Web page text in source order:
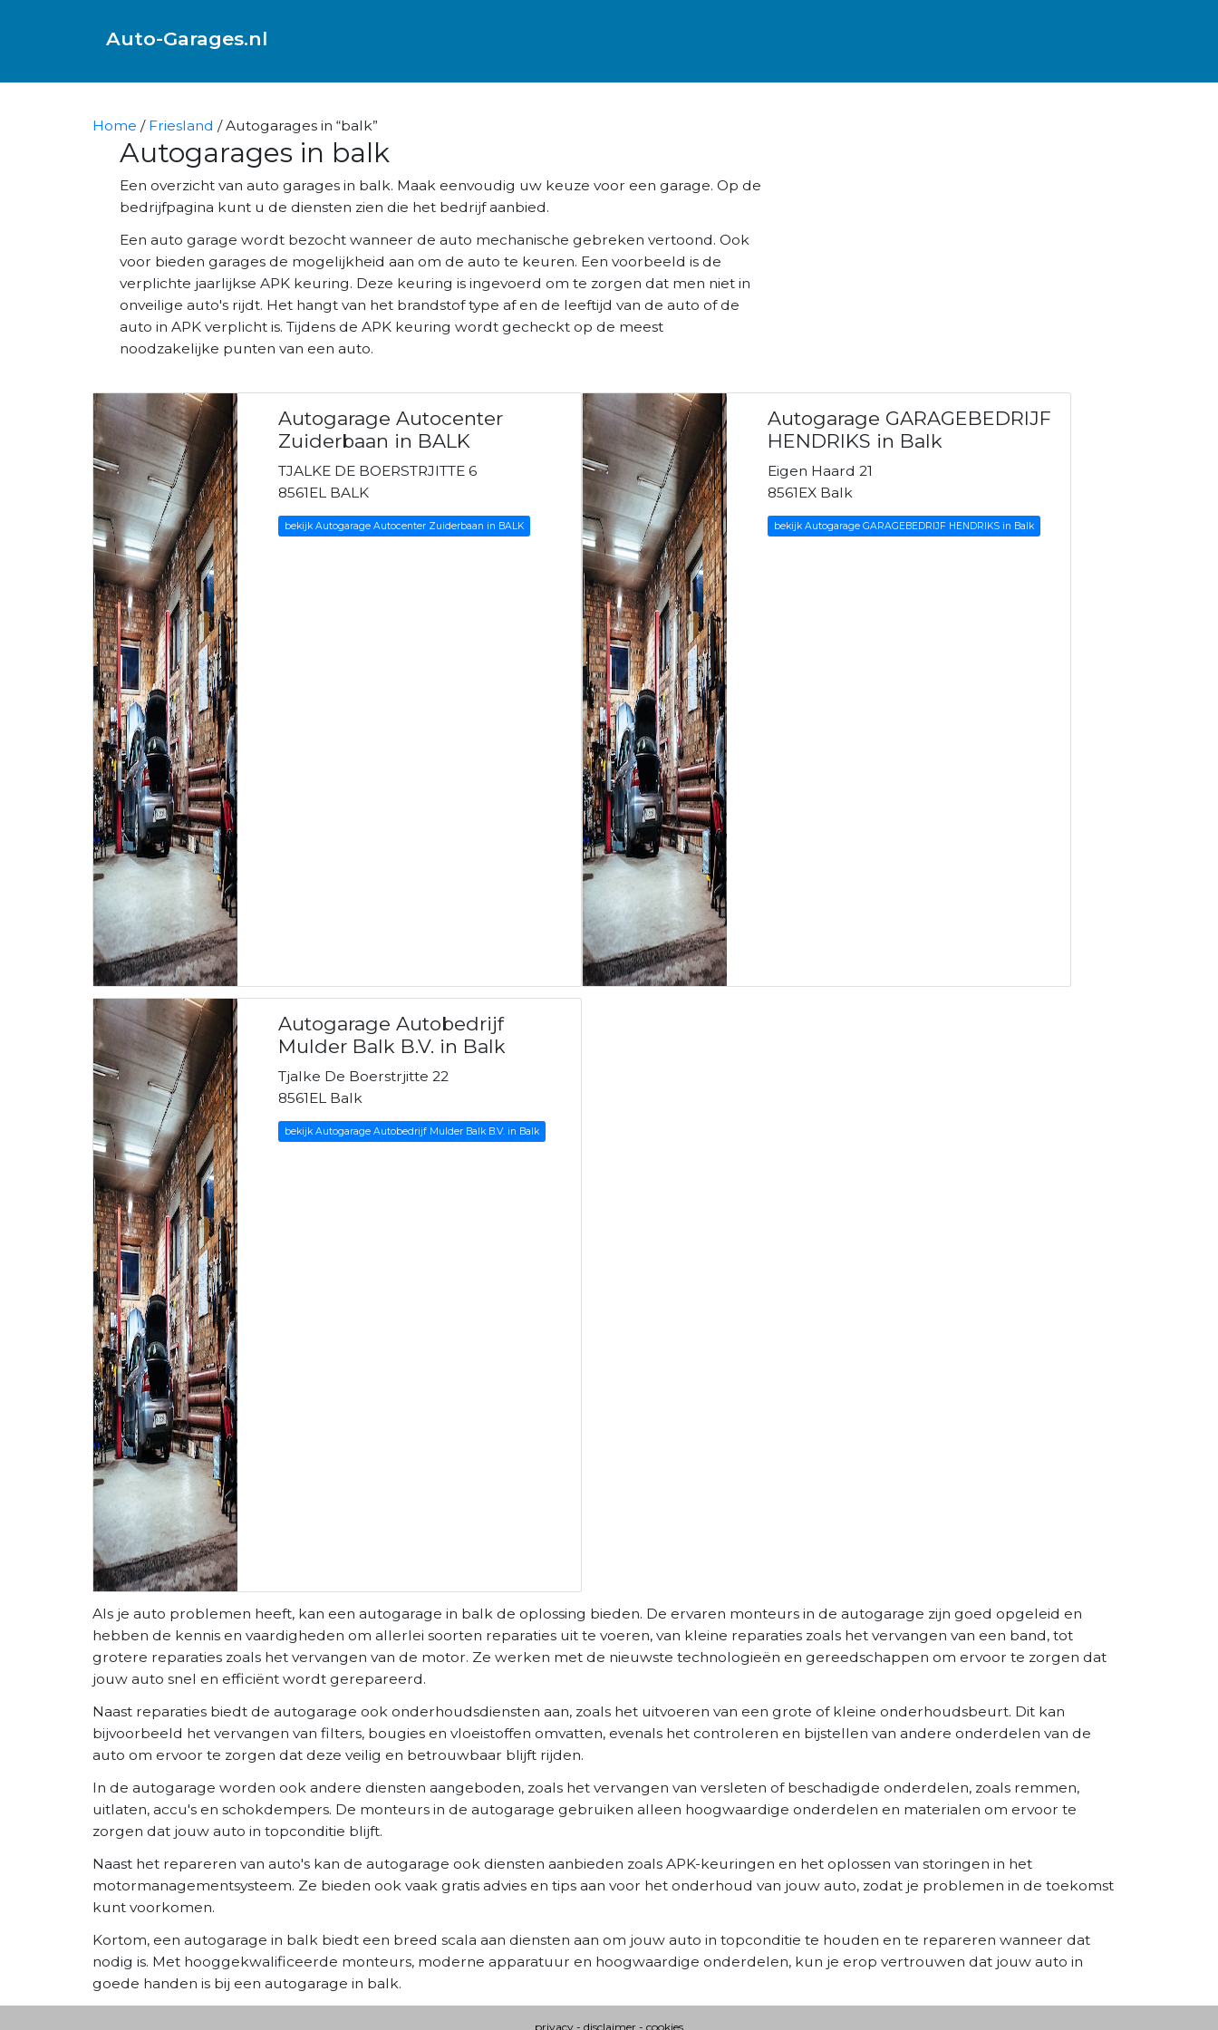
Auto-Garages.nl
Home / Friesland / Autogarages in “balk”
Autogarages in balk
Een overzicht van auto garages in balk. Maak eenvoudig uw keuze voor een garage. Op de
bedrijfpagina kunt u de diensten zien die het bedrijf aanbied.
Een auto garage wordt bezocht wanneer de auto mechanische gebreken vertoond. Ook
voor bieden garages de mogelijkheid aan om de auto te keuren. Een voorbeeld is de
verplichte jaarlijkse APK keuring. Deze keuring is ingevoerd om te zorgen dat men niet in
onveilige auto's rijdt. Het hangt van het brandstof type af en de leeftijd van de auto of de
auto in APK verplicht is. Tijdens de APK keuring wordt gecheckt op de meest
noodzakelijke punten van een auto.
Autogarage Autocenter
Zuiderbaan in BALK
TJALKE DE BOERSTRJITTE 6
8561EL BALK
bekijk Autogarage Autocenter Zuiderbaan in BALK
Autogarage GARAGEBEDRIJF
HENDRIKS in Balk
Eigen Haard 21
8561EX Balk
bekijk Autogarage GARAGEBEDRIJF HENDRIKS in Balk
Autogarage Autobedrijf
Mulder Balk B.V. in Balk
Tjalke De Boerstrjitte 22
8561EL Balk
bekijk Autogarage Autobedrijf Mulder Balk B.V. in Balk
Als je auto problemen heeft, kan een autogarage in balk de oplossing bieden. De ervaren monteurs in de autogarage zijn goed opgeleid en
hebben de kennis en vaardigheden om allerlei soorten reparaties uit te voeren, van kleine reparaties zoals het vervangen van een band, tot
grotere reparaties zoals het vervangen van de motor. Ze werken met de nieuwste technologieën en gereedschappen om ervoor te zorgen dat
jouw auto snel en efficiënt wordt gerepareerd.
Naast reparaties biedt de autogarage ook onderhoudsdiensten aan, zoals het uitvoeren van een grote of kleine onderhoudsbeurt. Dit kan
bijvoorbeeld het vervangen van filters, bougies en vloeistoffen omvatten, evenals het controleren en bijstellen van andere onderdelen van de
auto om ervoor te zorgen dat deze veilig en betrouwbaar blijft rijden.
In de autogarage worden ook andere diensten aangeboden, zoals het vervangen van versleten of beschadigde onderdelen, zoals remmen,
uitlaten, accu's en schokdempers. De monteurs in de autogarage gebruiken alleen hoogwaardige onderdelen en materialen om ervoor te
zorgen dat jouw auto in topconditie blijft.
Naast het repareren van auto's kan de autogarage ook diensten aanbieden zoals APK-keuringen en het oplossen van storingen in het
motormanagementsysteem. Ze bieden ook vaak gratis advies en tips aan voor het onderhoud van jouw auto, zodat je problemen in de toekomst
kunt voorkomen.
Kortom, een autogarage in balk biedt een breed scala aan diensten aan om jouw auto in topconditie te houden en te repareren wanneer dat
nodig is. Met hooggekwalificeerde monteurs, moderne apparatuur en hoogwaardige onderdelen, kun je erop vertrouwen dat jouw auto in
goede handen is bij een autogarage in balk.
privacy - disclaimer - cookies